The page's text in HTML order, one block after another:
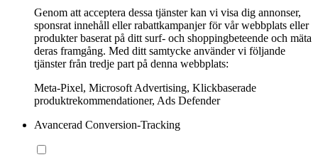
Genom att acceptera dessa tjänster kan vi visa dig annonser,
sponsrat innehåll eller rabattkampanjer för vår webbplats eller
produkter baserat på ditt surf- och shoppingbeteende och mäta
deras framgång. Med ditt samtycke använder vi följande
tjänster från tredje part på denna webbplats:
Meta-Pixel, Microsoft Advertising, Klickbaserade
produktrekommendationer, Ads Defender
Avancerad Conversion-Tracking